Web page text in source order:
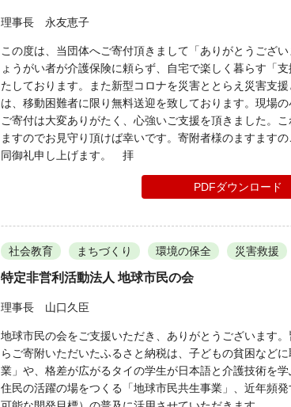
理事長 永友恵子
この度は、当団体へご寄付頂きまして「ありがとうござ
ょうがい者が介護保険に頼らず、自宅で楽しく暮らす「
たしております。また新型コロナを災害ととらえ災害支
は、移動困難者に限り無料送迎を致しております。現場
ご寄付は大変ありがたく、心強いご支援を頂きました。
ますのでお見守り頂けば幸いです。寄附者様のますます
同御礼申し上げます。 拝
PDFダウンロード
社会教育 まちづくり 環境の保全 災害救援
特定非営利活動法人 地球市民の会
理事長 山口久臣
地球市民の会をご支援いただき、ありがとうございます
らご寄附いただいたふるさと納税は、子どもの貧困など
業」や、格差が広がるタイの学生が日本語と介護技術を
住民の活躍の場をつくる「地球市民共生事業」、近年頻